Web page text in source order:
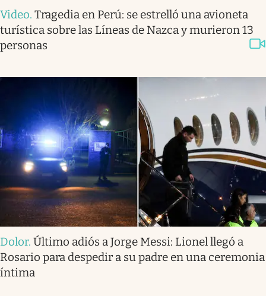
Video. Tragedia en Perú: se estrelló una avioneta
turística sobre las Líneas de Nazca y murieron 13
personas
Dolor. Último adiós a Jorge Messi: Lionel llegó a
Rosario para despedir a su padre en una ceremonia
íntima